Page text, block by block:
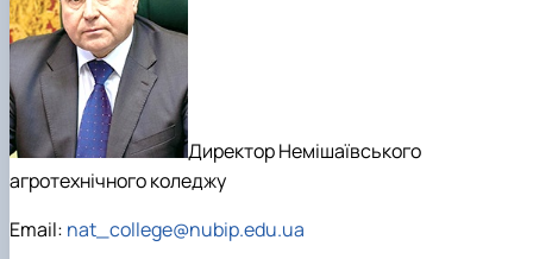
Директор Немішаївського
агротехнічного коледжу
Email: nat_college@nubip.edu.ua